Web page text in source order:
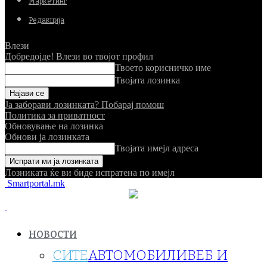
Редакција
Влези
Добредојде! Влези во твојот профил
Твоето корисничко име
Твојата лозинка
Ја заборави лозинката? Побарај помош
Политика за приватност
Обновување на лозинка
Обнови ја лозинката
Твојата имејл адреса
Лозниката ќе ви биде испратена по имејл
Smartportal.mk
НОВОСТИ
СИТЕАВТОМОБИЛИВЕБ И